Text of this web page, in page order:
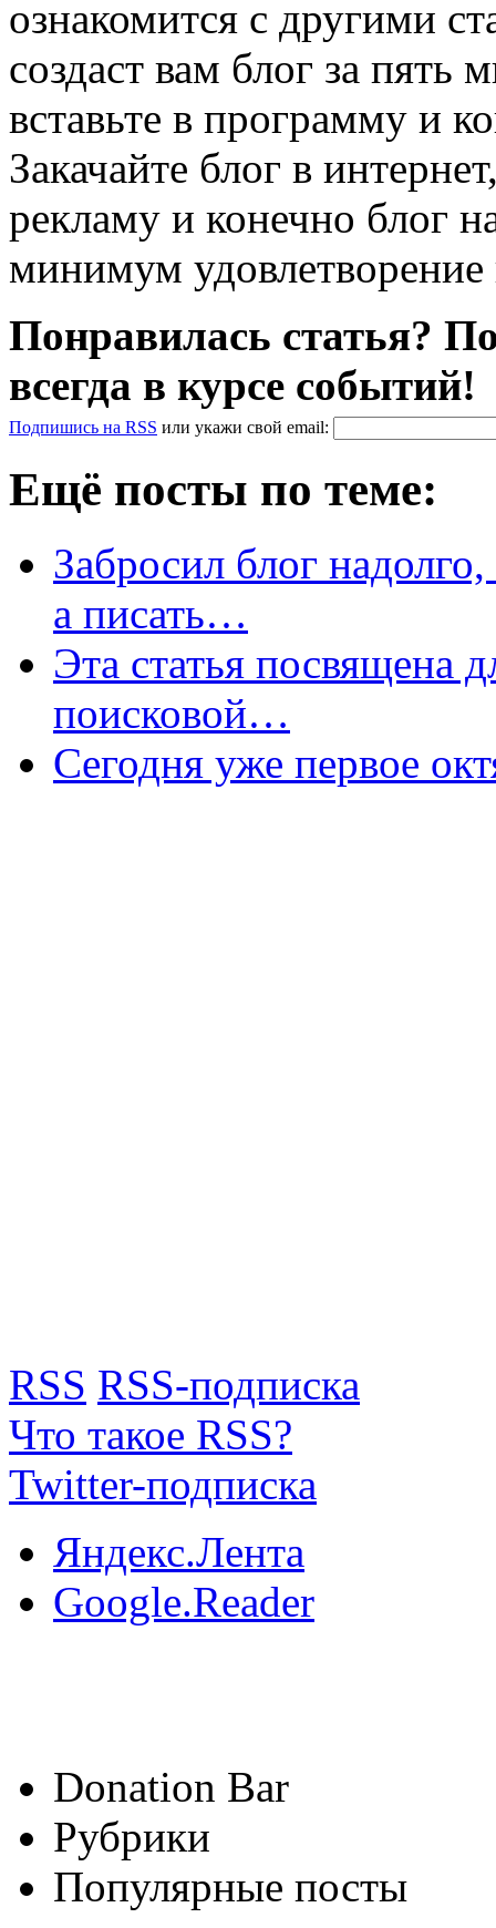
ознакомится с другими
создаст вам блог за пять
вставьте в программу и
Закачайте блог в
рекламу и конечно блог
минимум удовлетворение
Понравилась статья?
всегда в курсе событий!
Подпишись на RSS или укажи свой email:
Ещё посты по теме:
Забросил блог
а писать…
Эта статья посвящена
поисковой…
Сегодня уже первое
RSS RSS-подписка
Что такое RSS?
Twitter-подписка
Яндекс.Лента
Google.Reader
Donation Bar
Рубрики
Популярные посты